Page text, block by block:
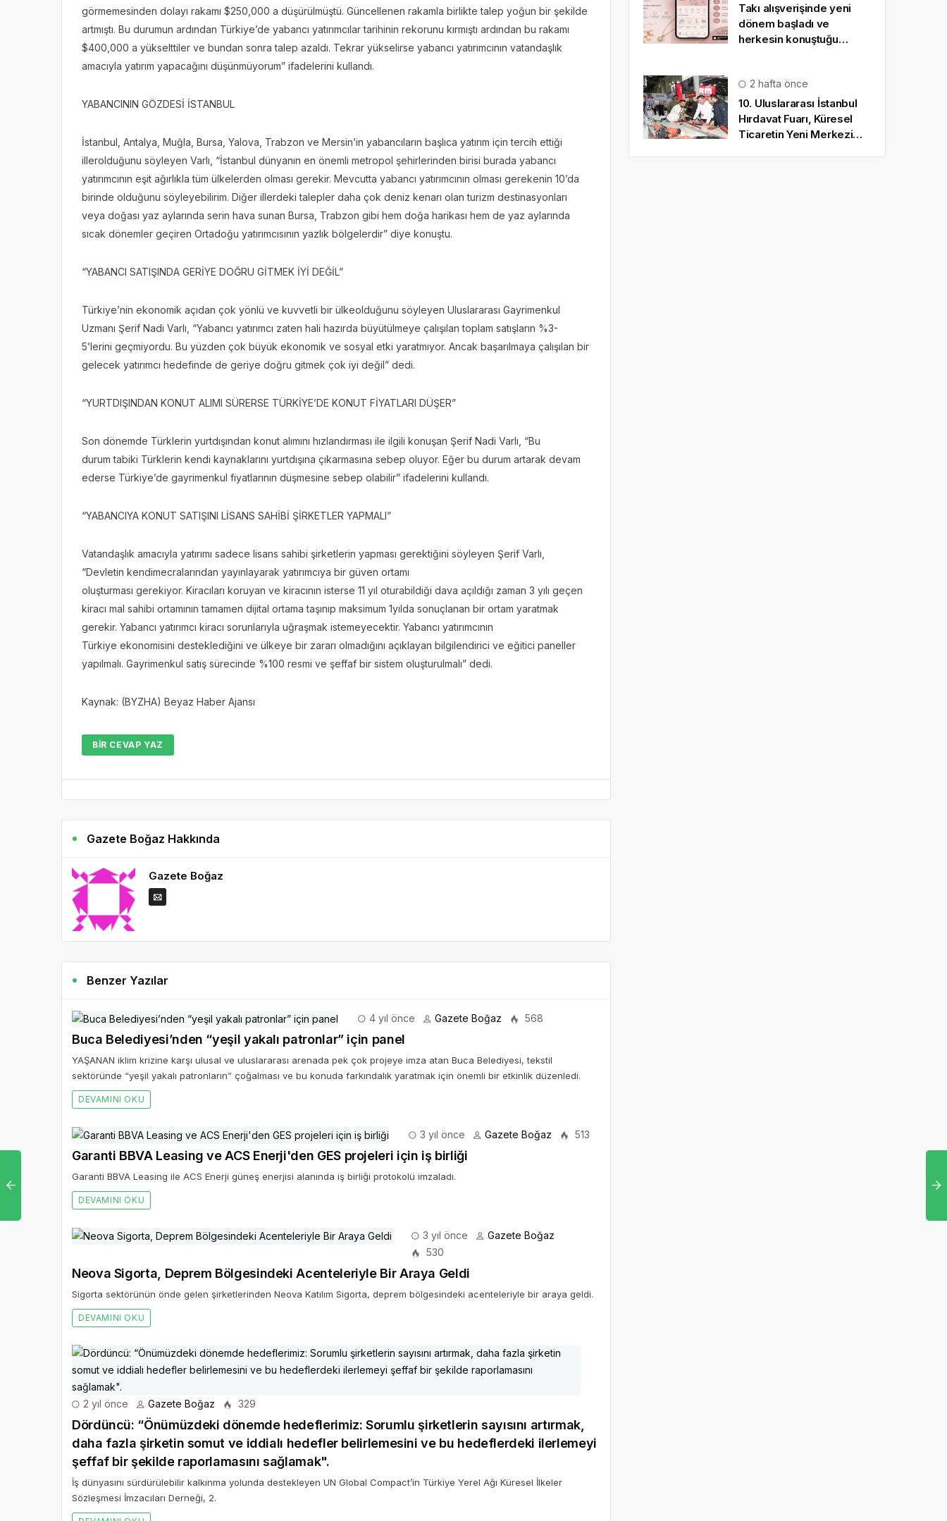
görmemesinden dolayı rakamı $250,000 a düşürülmüştü. Güncellenen rakamla birlikte talep yoğun bir şekilde
artmıştı. Bu durumun ardından Türkiye’de yabancı yatırımcılar tarihinin rekorunu kırmıştı ardından bu rakamı
$400,000 a yükselttiler ve bundan sonra talep azaldı. Tekrar yükselirse yabancı yatırımcının vatandaşlık
amacıyla yatırım yapacağını düşünmüyorum” ifadelerini kullandı.
YABANCININ GÖZDESİ İSTANBUL
İstanbul, Antalya, Muğla, Bursa, Yalova, Trabzon ve Mersin’in yabancıların başlıca yatırım için tercih ettiği
illerolduğunu söyleyen Varlı, “İstanbul dünyanın en önemli metropol şehirlerinden birisi burada yabancı
yatırımcının eşit ağırlıkla tüm ülkelerden olması gerekir. Mevcutta yabancı yatırımcının olması gerekenin 10’da
birinde olduğunu söyleyebilirim. Diğer illerdeki talepler daha çok deniz kenarı olan turizm destinasyonları
veya doğası yaz aylarında serin hava sunan Bursa, Trabzon gibi hem doğa harikası hem de yaz aylarında
sıcak dönemler geçiren Ortadoğu yatırımcısının yazlık bölgelerdir” diye konuştu.
“YABANCI SATIŞINDA GERİYE DOĞRU GİTMEK İYİ DEĞİL”
Türkiye’nin ekonomik açıdan çok yönlü ve kuvvetli bir ülkeolduğunu söyleyen Uluslararası Gayrimenkul
Uzmanı Şerif Nadi Varlı, “Yabancı yatırımcı zaten hali hazırda büyütülmeye çalışılan toplam satışların %3-
5’lerini geçmiyordu. Bu yüzden çok büyük ekonomik ve sosyal etki yaratmıyor. Ancak başarılmaya çalışılan bir
gelecek yatırımcı hedefinde de geriye doğru gitmek çok iyi değil” dedi.
“YURTDIŞINDAN KONUT ALIMI SÜRERSE TÜRKİYE’DE KONUT FİYATLARI DÜŞER”
Son dönemde Türklerin yurtdışından konut alımını hızlandırması ile ilgili konuşan Şerif Nadi Varlı, “Bu
durum tabiki Türklerin kendi kaynaklarını yurtdışına çıkarmasına sebep oluyor. Eğer bu durum artarak devam
ederse Türkiye’de gayrimenkul fiyatlarının düşmesine sebep olabilir” ifadelerini kullandı.
“YABANCIYA KONUT SATIŞINI LİSANS SAHİBİ ŞİRKETLER YAPMALI”
Vatandaşlık amacıyla yatırımı sadece lisans sahibi şirketlerin yapması gerektiğini söyleyen Şerif Varlı,
“Devletin kendimecralarından yayınlayarak yatırımcıya bir güven ortamı
oluşturması gerekiyor. Kiracıları koruyan ve kiracının isterse 11 yıl oturabildiği dava açıldığı zaman 3 yılı geçen
kiracı mal sahibi ortamının tamamen dijital ortama taşınıp maksimum 1yılda sonuçlanan bir ortam yaratmak
gerekir. Yabancı yatırımcı kiracı sorunlarıyla uğraşmak istemeyecektir. Yabancı yatırımcının
Türkiye ekonomisini desteklediğini ve ülkeye bir zararı olmadığını açıklayan bilgilendirici ve eğitici paneller
yapılmalı. Gayrimenkul satış sürecinde %100 resmi ve şeffaf bir sistem oluşturulmalı” dedi.
Kaynak: (BYZHA) Beyaz Haber Ajansı
BIR CEVAP YAZ
Gazete Boğaz Hakkında
Gazete Boğaz
Benzer Yazılar
4 yıl önce Gazete Boğaz 568
Buca Belediyesi’nden “yeşil yakalı patronlar” için panel
YAŞANAN iklim krizine karşı ulusal ve uluslararası arenada pek çok projeye imza atan Buca Belediyesi, tekstil
sektöründe “yeşil yakalı patronların” çoğalması ve bu konuda farkındalık yaratmak için önemli bir etkinlik düzenledi.
DEVAMINI OKU
3 yıl önce Gazete Boğaz 513
Garanti BBVA Leasing ve ACS Enerji'den GES projeleri için iş birliği
Garanti BBVA Leasing ile ACS Enerji güneş enerjisi alanında iş birliği protokolü imzaladı.
DEVAMINI OKU
3 yıl önce
Gazete Boğaz
530
Neova Sigorta, Deprem Bölgesindeki Acenteleriyle Bir Araya Geldi
Sigorta sektörünün önde gelen şirketlerinden Neova Katılım Sigorta, deprem bölgesindeki acenteleriyle bir araya geldi.
DEVAMINI OKU
2 yıl önce Gazete Boğaz 329
Dördüncü: “Önümüzdeki dönemde hedeflerimiz: Sorumlu şirketlerin sayısını artırmak,
daha fazla şirketin somut ve iddialı hedefler belirlemesini ve bu hedeflerdeki ilerlemeyi
şeffaf bir şekilde raporlamasını sağlamak".
İş dünyasını sürdürülebilir kalkınma yolunda destekleyen UN Global Compact’in Türkiye Yerel Ağı Küresel İlkeler
Sözleşmesi İmzacıları Derneği, 2.
Takı alışverişinde yeni
dönem başladı ve
herkesin konuştuğu
2 hafta önce
10. Uluslararası İstanbul
Hırdavat Fuarı, Küresel
Ticaretin Yeni Merkezi